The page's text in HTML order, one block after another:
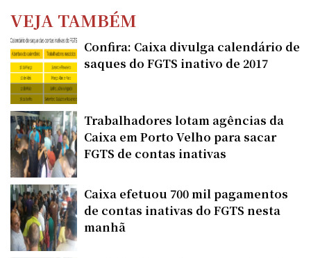
VEJA TAMBÉM
Confira: Caixa divulga calendário de
saques do FGTS inativo de 2017
Trabalhadores lotam agências da
Caixa em Porto Velho para sacar
FGTS de contas inativas
Caixa efetuou 700 mil pagamentos
de contas inativas do FGTS nesta
manhã